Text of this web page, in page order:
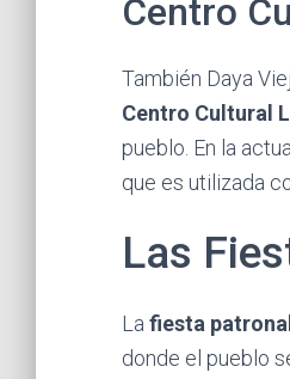
Centro
También Daya
Centro Cultural
pueblo. En la
que es utilizada
Las
La fiesta patronal
donde el pueblo